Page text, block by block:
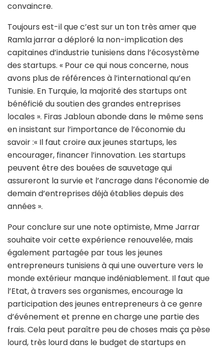
convaincre.
Toujours est-il que c’est sur un ton très amer que
Ramla jarrar a déploré la non-implication des
capitaines d’industrie tunisiens dans l’écosystème
des startups. « Pour ce qui nous concerne, nous
avons plus de références à l’international qu’en
Tunisie. En Turquie, la majorité des startups ont
bénéficié du soutien des grandes entreprises
locales ». Firas Jabloun abonde dans le même sens
en insistant sur l’importance de l’économie du
savoir :« Il faut croire aux jeunes startups, les
encourager, financer l’innovation. Les startups
peuvent être des bouées de sauvetage qui
assureront la survie et l’ancrage dans l’économie de
demain d’entreprises déjà établies depuis des
années ».
Pour conclure sur une note optimiste, Mme Jarrar
souhaite voir cette expérience renouvelée, mais
également partagée par tous les jeunes
entrepreneurs tunisiens à qui une ouverture vers le
monde extérieur manque indéniablement. Il faut que
l’Etat, à travers ses organismes, encourage la
participation des jeunes entrepreneurs à ce genre
d’événement et prenne en charge une partie des
frais. Cela peut paraître peu de choses mais ça pèse
lourd, très lourd dans le budget de startups en